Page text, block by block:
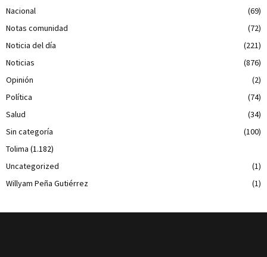
Nacional
(69)
Notas comunidad
(72)
Noticia del día
(221)
Noticias
(876)
Opinión
(2)
Política
(74)
Salud
(34)
Sin categoría
(100)
Tolima (1.182)
Uncategorized
(1)
Willyam Peña Gutiérrez
(1)